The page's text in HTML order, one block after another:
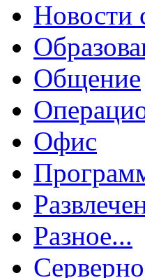
Новости
Общение
Офис
Разное...